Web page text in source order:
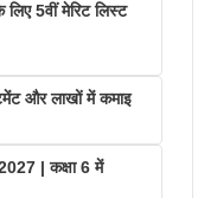
लिए 5वीं मेरिट लिस्ट
और लाखों में कमाइ
2027 | कक्षा 6 में